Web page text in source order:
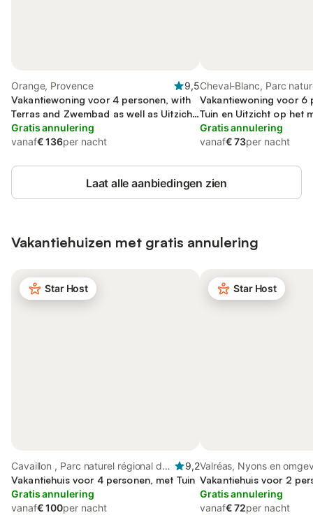
Orange, Provence
9,5
Vakantiewoning voor 4 personen, with
Terras and Zwembad as well as Uitzicht
op het meer
Gratis annulering
vanaf€ 136per nacht
Cheval-Blanc, Parc
régional du Luberon
Vakantiewoning voor 6
Tuin en Uitzicht op het
Gratis annulering
vanaf€ 73per nacht
Laat alle aanbiedingen zien
Vakantiehuizen met gratis annulering
Star Host
Cavaillon , Parc naturel régional du
Luberon
9,2
Vakantiehuis voor 4 personen, met Tuin
Gratis annulering
vanaf€ 100per nacht
Star Host
Valréas, Nyons en
Vakantiehuis voor 2
Gratis annulering
vanaf€ 72per nacht